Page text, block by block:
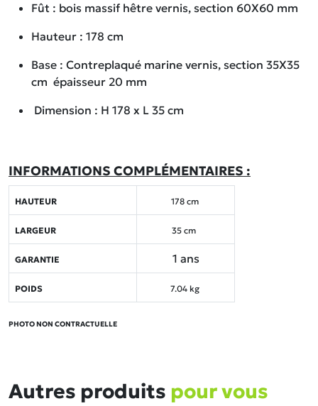
Fût : bois massif hêtre vernis, section 60X60 mm
Hauteur : 178 cm
Base : Contreplaqué marine vernis, section 35X35
cm ­ épaisseur 20 mm
­ Dimension : H 178 x L 35 cm
INFORMATIONS COMPLÉMENTAIRES :
HAUTEUR 178 cm
LARGEUR 35 cm
GARANTIE 1 ans
POIDS 7.04 kg
PHOTO NON CONTRACTUELLE
Autres produits pour vous